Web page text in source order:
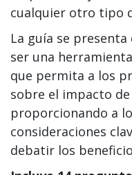
cualquier otro tipo
La guía se
ser una
que permita a los
sobre el impacto
proporcionando a
consideraciones
debatir los